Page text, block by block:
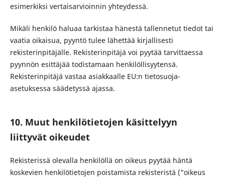
esimerkiksi vertaisarvioinnin yhteydessä.
Mikäli henkilö haluaa tarkistaa hänestä tallennetut tiedot tai
vaatia oikaisua, pyyntö tulee lähettää kirjallisesti
rekisterinpitäjälle. Rekisterinpitäjä voi pyytää tarvittaessa
pyynnön esittäjää todistamaan henkilöllisyytensä.
Rekisterinpitäjä vastaa asiakkaalle EU:n tietosuoja-
asetuksessa säädetyssä ajassa.
10. Muut henkilötietojen käsittelyyn
liittyvät oikeudet
Rekisterissä olevalla henkilöllä on oikeus pyytää häntä
koskevien henkilötietojen poistamista rekisteristä (”oikeus